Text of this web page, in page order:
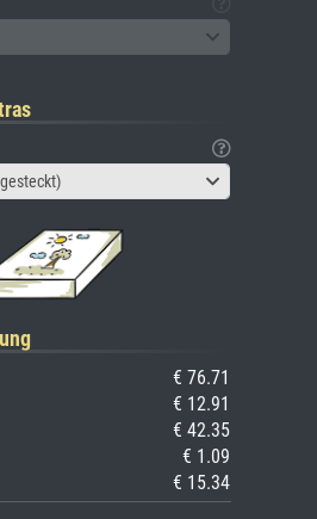
€ 76.71
€ 12.91
€ 42.35
€ 1.09
€ 15.34